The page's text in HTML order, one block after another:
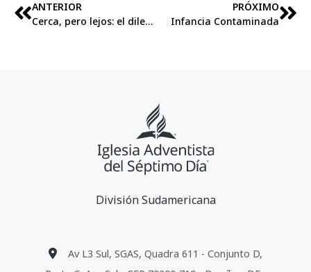
ANTERIOR
Cerca, pero lejos: el dilema de las familias en la era de la conexión digital
PRÓXIMO
Infancia Contaminada
División Sudamericana
Av L3 Sul, SGAS, Quadra 611 - Conjunto D,